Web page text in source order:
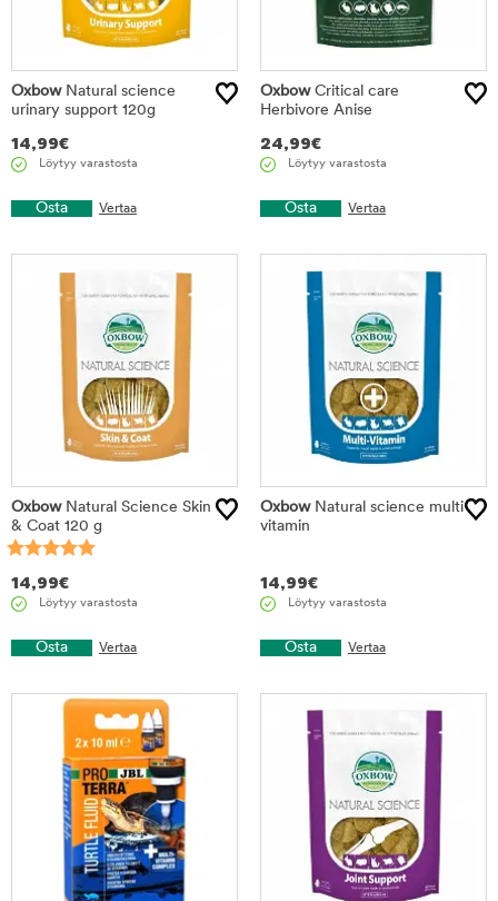
OxbowNatural science
urinary support 120g
14,99€
Löytyy varastosta
Osta Vertaa
OxbowCritical care
Herbivore Anise
24,99€
Löytyy varastosta
Osta Vertaa
OxbowNatural Science Skin
& Coat 120 g
14,99€
Löytyy varastosta
Osta Vertaa
OxbowNatural science multi
vitamin
14,99€
Löytyy varastosta
Osta Vertaa